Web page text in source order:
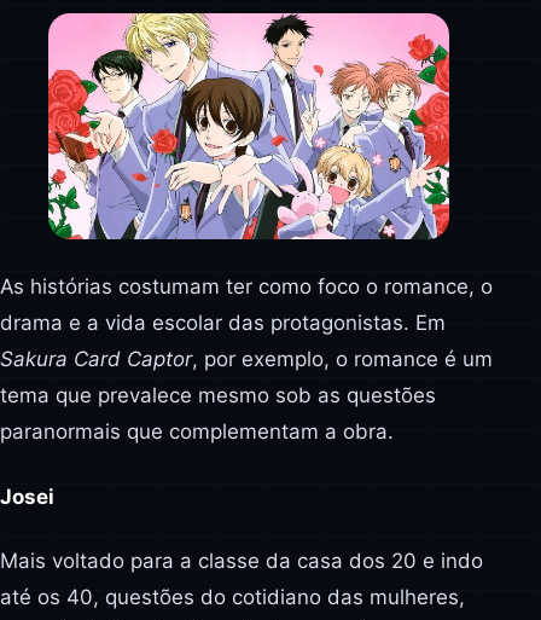
As histórias costumam ter como foco o romance, o
drama e a vida escolar das protagonistas. Em
Sakura Card Captor, por exemplo, o romance é um
tema que prevalece mesmo sob as questões
paranormais que complementam a obra.
Josei
Mais voltado para a classe da casa dos 20 e indo
até os 40, questões do cotidiano das mulheres,